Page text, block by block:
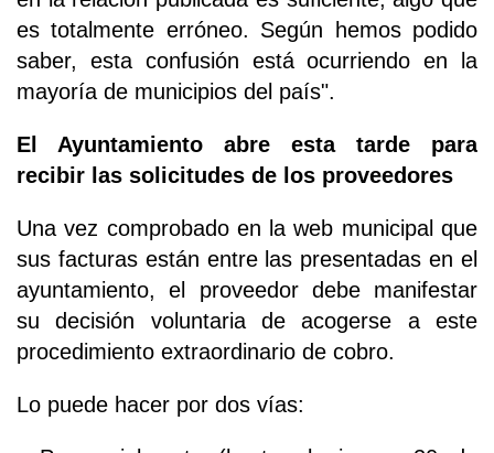
es totalmente erróneo. Según hemos podido
saber, esta confusión está ocurriendo en la
mayoría de municipios del país".
El Ayuntamiento abre esta tarde para
recibir las solicitudes de los proveedores
Una vez comprobado en la web municipal que
sus facturas están entre las presentadas en el
ayuntamiento, el proveedor debe manifestar
su decisión voluntaria de acogerse a este
procedimiento extraordinario de cobro.
Lo puede hacer por dos vías: